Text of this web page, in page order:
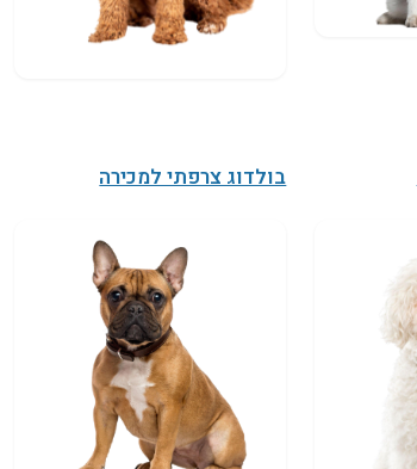
בולדוג צרפתי למכירה